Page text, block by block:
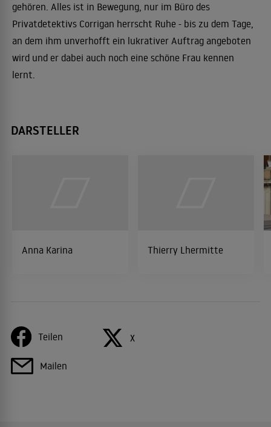
gehören. Alles ist in Bewegung, nur im Büro des
Privatdetektivs Corrigan herrscht Ruhe - bis zu dem Tage,
an dem ihm unverhofft ein lukrativer Auftrag angeboten
wird und er dabei auch noch eine schöne Frau kennen
lernt.
DARSTELLER
Anna Karina Thierry Lhermitte
Teilen X
Mailen